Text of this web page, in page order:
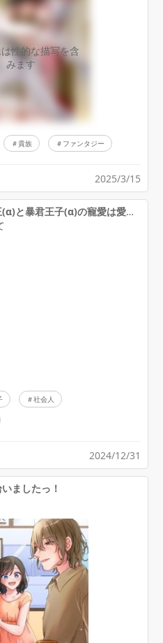
性的な描写を含
みます
貴族 ファンタジー
2025/3/15
『緋色の魔王(α)と暴君王子(α)の寵愛は愛に飢えた僕(Ω)を離してくれない』ファンアート頂きました
社会人
2024/12/31
ましたっ！